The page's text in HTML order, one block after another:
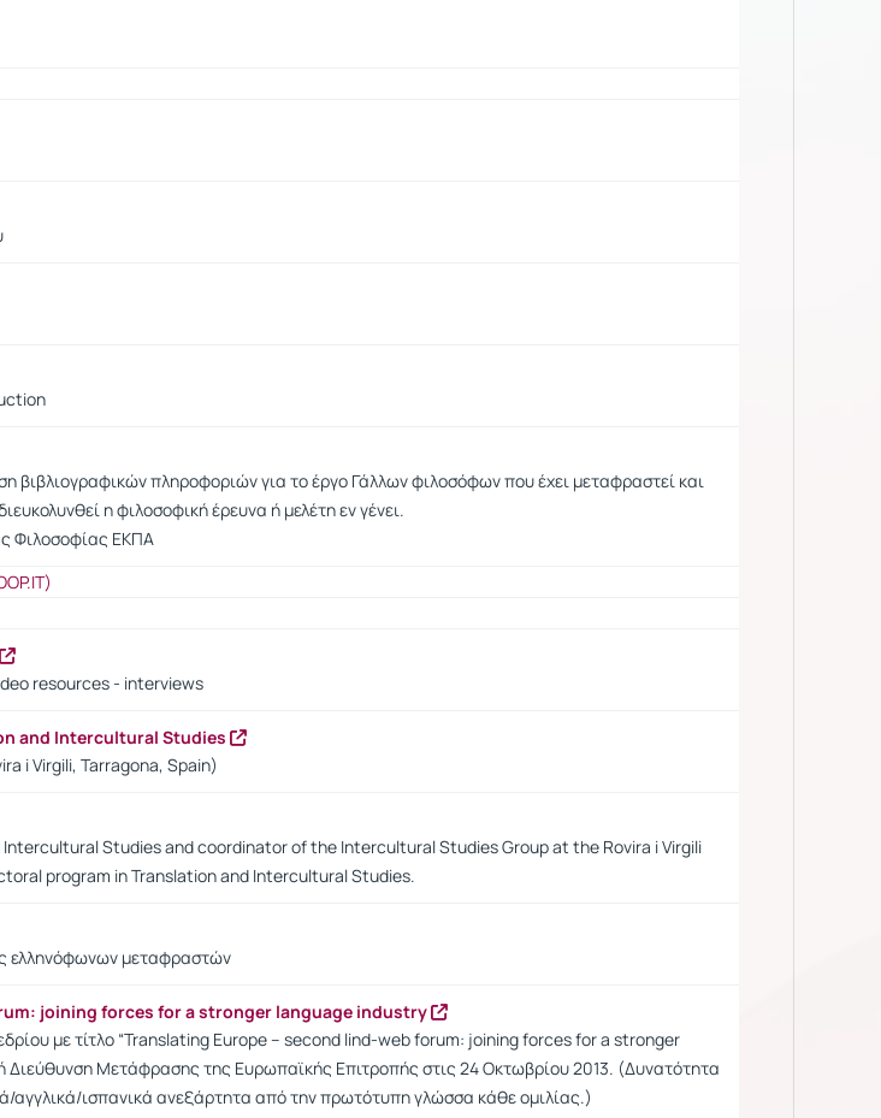
βιβλιογραφικών πληροφοριών για το έργο Γάλλων φιλοσόφων που έχει μεταφραστεί και
η φιλοσοφική έρευνα ή μελέτη εν γένει.
Φιλοσοφίας ΕΚΠΑ
resources - interviews
and Intercultural Studies
i Virgili, Tarragona, Spain)
Studies and coordinator of the Intercultural Studies Group at the Rovira i Virgili
program in Translation and Intercultural Studies.
ελληνόφωνων μεταφραστών
joining forces for a stronger language industry
με τίτλο “Translating Europe – second lind-web forum: joining forces for a stronger
Διεύθυνση Μετάφρασης της Ευρωπαϊκής Επιτροπής στις 24 Οκτωβρίου 2013. (Δυνατότητα
αγγλικά/ισπανικά ανεξάρτητα από την πρωτότυπη γλώσσα κάθε ομιλίας.)